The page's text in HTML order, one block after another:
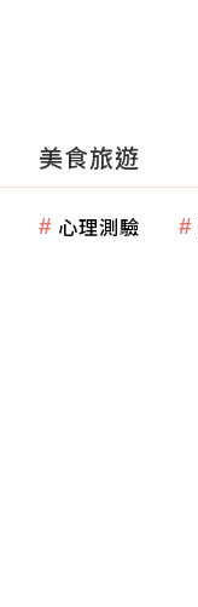
美食旅遊
心理測驗